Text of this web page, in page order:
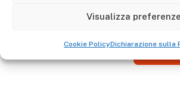
Visualizza preferenze
Cookie PolicyDichiarazione sulla